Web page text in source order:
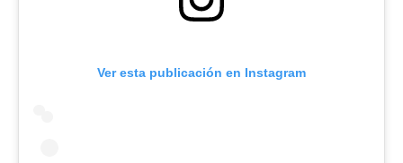
Ver esta publicación en Instagram